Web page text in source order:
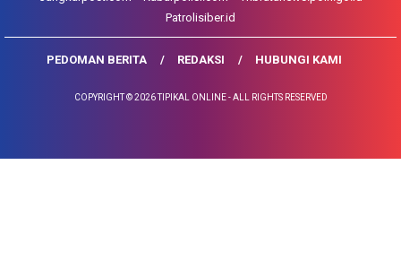
Patrolisiber.id
PEDOMAN BERITA REDAKSI HUBUNGI KAMI
COPYRIGHT © 2026 TIPIKAL ONLINE - ALL RIGHTS RESERVED